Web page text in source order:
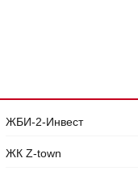
ЖБИ-2-Инвест
ЖК Z-town